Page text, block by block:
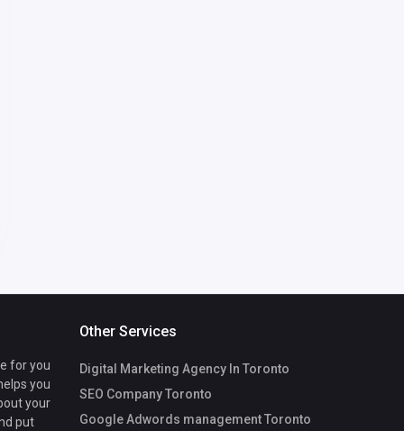
for you
you
your
put
Other Services
Digital Marketing Agency In Toronto
SEO Company Toronto
Google Adwords management Toronto